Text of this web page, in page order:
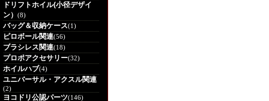
ドリフトホイル(小径デザイ
ン） (8)
バッグ＆収納ケース(1)
ピロボール関連(56)
ブラシレス関連(18)
プロポアクセサリー(32)
ホイルハブ(4)
ユニバーサル・アクスル関連
(2)
ヨコドリ公認パーツ(146)